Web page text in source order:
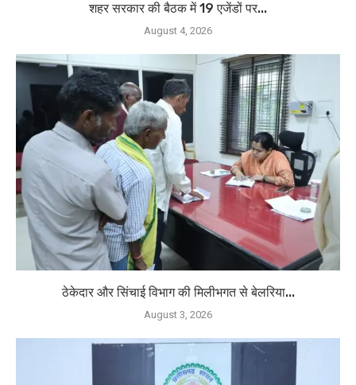
शहर सरकार की बैठक में 19 एजेंडों पर...
August 4, 2026
ठेकेदार और सिंचाई विभाग की मिलीभगत से बेलरिया...
August 3, 2026